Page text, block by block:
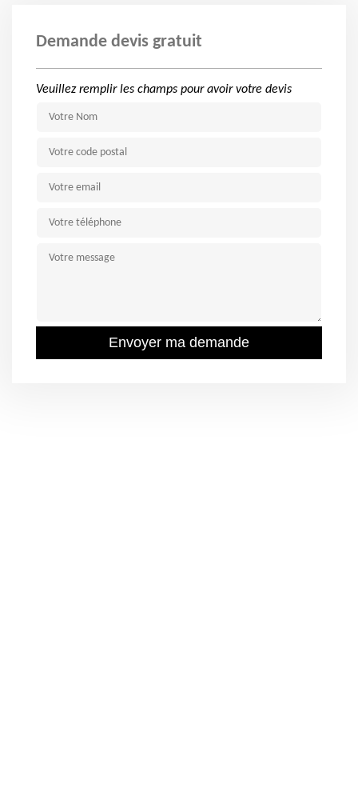
Demande devis gratuit
Veuillez remplir les champs pour avoir votre devis